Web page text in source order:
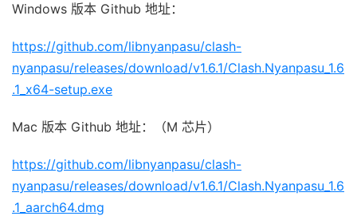
Windows 版本 Github 地址：
https://github.com/libnyanpasu/clash-
nyanpasu/releases/download/v1.6.1/Clash.Nyanpasu_1.6
.1_x64-setup.exe
Mac 版本 Github 地址：（M 芯片）
https://github.com/libnyanpasu/clash-
nyanpasu/releases/download/v1.6.1/Clash.Nyanpasu_1.6
.1_aarch64.dmg